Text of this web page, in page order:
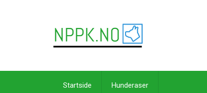
Startside Hunderaser